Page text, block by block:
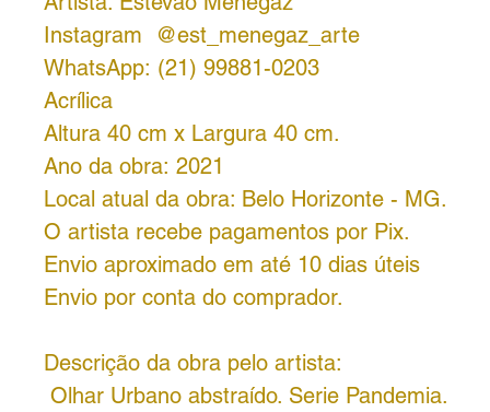
Instagram @est_menegaz_arte
WhatsApp: (21) 99881-0203
Acrílica
Altura 40 cm x Largura 40 cm.
Ano da obra: 2021
Local atual da obra: Belo Horizonte - MG.
O artista recebe pagamentos por Pix.
Envio aproximado em até 10 dias úteis
Envio por conta do comprador.
Descrição da obra pelo artista:
Olhar Urbano abstraído. Serie Pandemia.